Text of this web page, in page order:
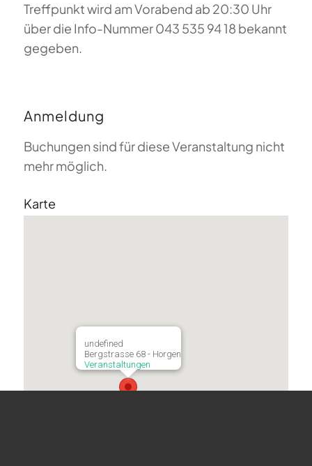
Treffpunkt wird am Vorabend ab 20:30 Uhr
über die Info-Nummer 043 535 94 18 bekannt
gegeben.
Anmeldung
Buchungen sind für diese Veranstaltung nicht
mehr möglich.
Karte
undefined
Bergstrasse 68 - Horgen
Veranstaltungen